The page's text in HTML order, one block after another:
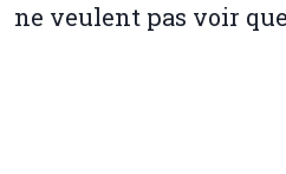
ne veulent pas voir